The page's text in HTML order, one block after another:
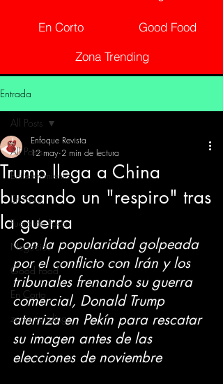
En Corto
Good Food
Zona Trending
Entrada
All Posts
Entretenimiento
En Foco
Fuera de Foco
Negocios
Good Food
En Corto
zona trending
All Posts
Trump llega a China
buscando un "respiro" tras
la guerra
Enfoque Revista
12 may 2 min de lectura
Con la popularidad golpeada
por el conflicto con Irán y los
tribunales frenando su guerra
comercial, Donald Trump
aterriza en Pekín para rescatar
su imagen antes de las
elecciones de noviembre